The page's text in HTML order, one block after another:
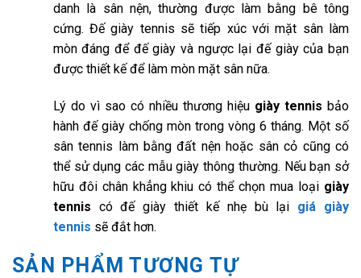
danh là sân nện, thường được làm bằng bê tông
cứng. Đế giày tennis sẽ tiếp xúc với mặt sân làm
mòn đáng để đế giày và ngược lại đế giày của bạn
được thiết kế để làm mòn mặt sân nữa.
Lý do vì sao có nhiều thương hiệu giày tennis bảo
hành đế giày chống mòn trong vòng 6 tháng. Một số
sân tennis làm bằng đất nện hoặc sân cỏ cũng có
thể sử dụng các mẫu giày thông thường. Nếu bạn sở
hữu đôi chân khẳng khiu có thể chọn mua loại giày
tennis có đế giày thiết kế nhẹ bù lại giá giày
tennis sẽ đắt hơn.
SẢN PHẨM TƯƠNG TỰ